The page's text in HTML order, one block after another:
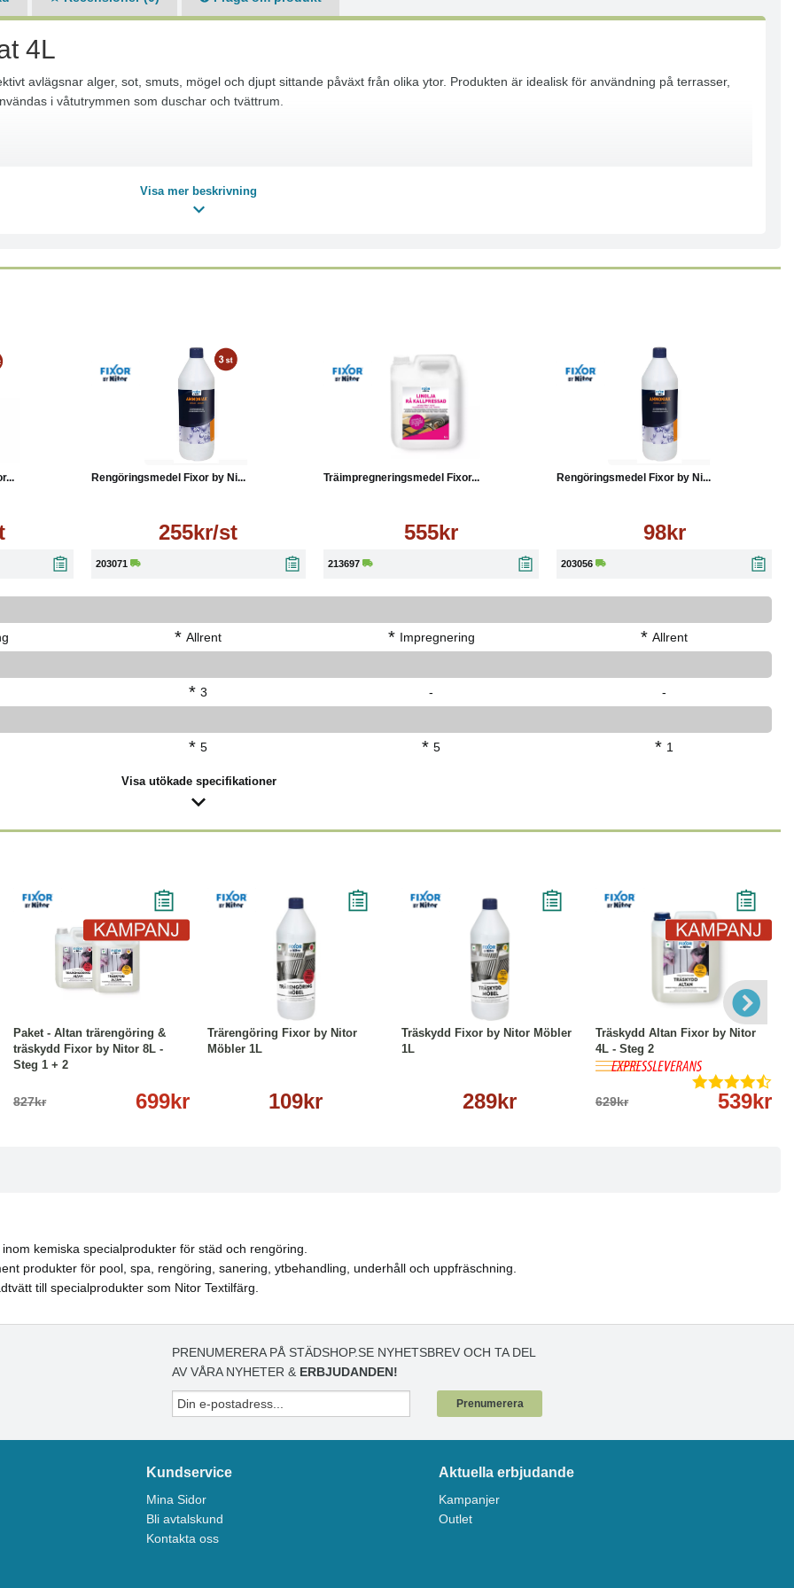
4L
avlägsnar alger, sot, smuts, mögel och djupt sittande påväxt från olika ytor. Produkten är idealisk för användning på terrasser,
i våtutrymmen som duschar och tvättrum.
Visa mer beskrivning
Rengöringsmedel Fixor by Ni...
255kr/st
203071
Läs mer
Träimpregneringsmedel Fixor...
555kr
213697
Rengöringsmedel Fixor by Ni...
98kr
203056
* Allrent * Impregnering * Allrent
* 3 - -
* 5 * 5 * 1
Visa utökade specifikationer
Paket - Altan trärengöring &
träskydd Fixor by Nitor 8L -
Steg 1 + 2
827kr 699kr
Köp Läs mer
Trärengöring Fixor by Nitor
Möbler 1L
109kr
Träskydd Fixor by Nitor Möbler
1L
289kr
Träskydd Altan Fixor by Nitor
4L - Steg 2
629kr 539kr
Köp Läs mer
kemiska specialprodukter för städ och rengöring.
produkter för pool, spa, rengöring, sanering, ytbehandling, underhåll och uppfräschning.
till specialprodukter som Nitor Textilfärg.
PRENUMERERA PÅ STÄDSHOP.SE NYHETSBREV OCH TA DEL
AV VÅRA NYHETER & ERBJUDANDEN!
Prenumerera
Kundservice
Mina Sidor
Bli avtalskund
Kontakta oss
Aktuella erbjudande
Kampanjer
Outlet